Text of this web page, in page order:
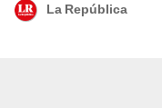
La República